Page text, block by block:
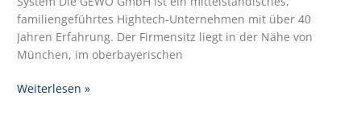
familiengeführtes Hightech-Unternehmen mit über 40
Jahren Erfahrung. Der Firmensitz liegt in der Nähe von
München, im oberbayerischen
Weiterlesen »